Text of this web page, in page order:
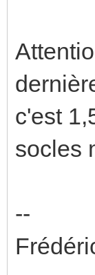
c'est
socles
--